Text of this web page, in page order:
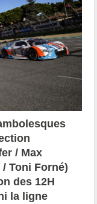
/ Max
/Toni Forné)
des 12H
la ligne